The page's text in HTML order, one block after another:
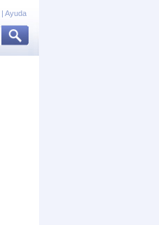
| Ayuda